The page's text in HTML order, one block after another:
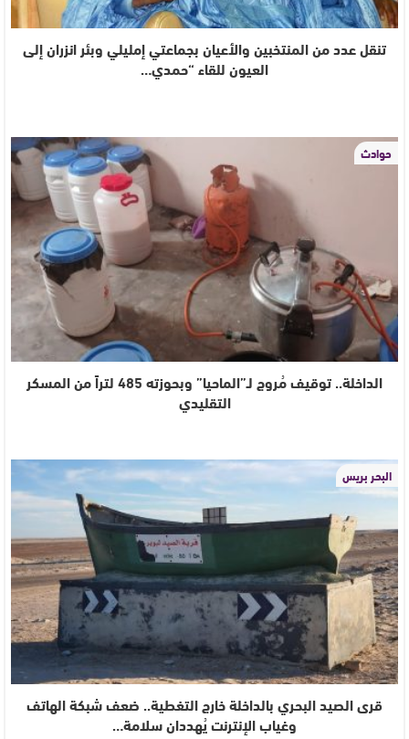
تنقل عدد من المنتخبين والأعيان بجماعتي إمليلي وبئر انزران إلى
العيون للقاء “حمدي…
حوادث
الداخلة.. توقيف مُروج لـ”الماحيا” وبحوزته 485 لتراً من المسكر
التقليدي
البحر بريس
قرى الصيد البحري بالداخلة خارج التغطية.. ضعف شبكة الهاتف
وغياب الإنترنت يُهددان سلامة…